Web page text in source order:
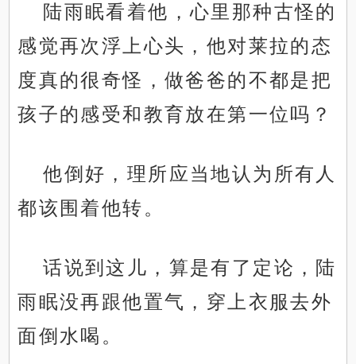
陆雨眠看着他，心里那种古怪的
感觉再次浮上心头，他对莱拉的态
度真的很奇怪，做爸爸的不都是把
孩子的感受和教育放在第一位吗？
他倒好，理所应当地认为所有人
都该围着他转。
话说到这儿，算是有了定论，陆
雨眠没再跟他置气，穿上衣服去外
面倒水喝。